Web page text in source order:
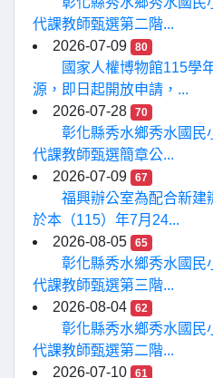
代課教師甄選第二階...
2026-07-09
80
國家人權博物館115學
源，即日起開放申請，...
2026-07-28
70
彰化縣秀水鄉秀水國民
代課教師甄選簡章公...
2026-07-09
67
福興辦公室為配合新建
於本（115）年7月24...
2026-08-05
65
彰化縣秀水鄉秀水國民
代課教師甄選第三階...
2026-08-04
62
彰化縣秀水鄉秀水國民
代課教師甄選第二階...
2026-07-10
61